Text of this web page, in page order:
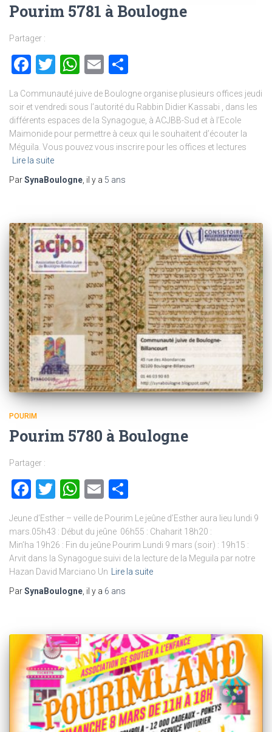
Pourim 5781 à Boulogne
Partager :
Facebook
Twitter
WhatsApp
Email
La Communauté juive de Boulogne organise plusieurs offices jeudi
soir et vendredi sous l’autorité du Rabbin Didier Kassabi , dans les
différents espaces de la Synagogue, à ACJBB-Sud et à l’Ecole
Maimonide pour permettre à ceux qui le souhaitent d’écouter la
Méguila. Vous pouvez vous inscrire pour les offices et lectures
Lire la suite
ParSynaBoulogne , il y a 5 ans
POURIM
Pourim 5780 à Boulogne
Partager :
Facebook
Twitter
WhatsApp
Email
Jeune d’Esther – veille de Pourim Le jeûne d’Esther aura lieu lundi 9
mars.05h43 : Début du jeûne 06h55 : Chaharit 18h20 :
Min’ha 19h26 : Fin du jeûne Pourim Lundi 9 mars (soir) : 19h15 :
Arvit dans la Synagogue suivi de la lecture de la Meguila par notre
Hazan David Marciano Un
Lire la suite
ParSynaBoulogne , il y a 6 ans